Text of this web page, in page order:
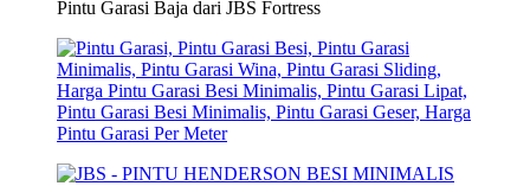
Pintu Garasi Baja dari JBS Fortress